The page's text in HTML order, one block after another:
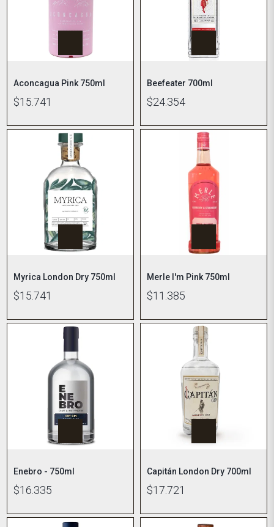
Aconcagua Pink 750ml
$15.741
Beefeater 700ml
$24.354
Myrica London Dry 750ml
$15.741
Merle I'm Pink 750ml
$11.385
Enebro - 750ml
$16.335
Capitán London Dry 700ml
$17.721